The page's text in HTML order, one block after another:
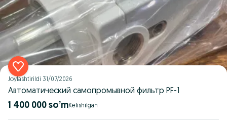
Joylashtirildi 31/07/2026
Автоматический cамопромывной фильтр PF-1
1 400 000 so’m